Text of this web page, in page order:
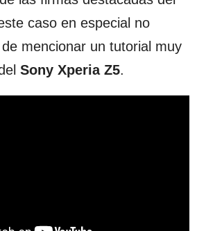
caso en especial no
mencionar un tutorial muy
Sony Xperia Z5.